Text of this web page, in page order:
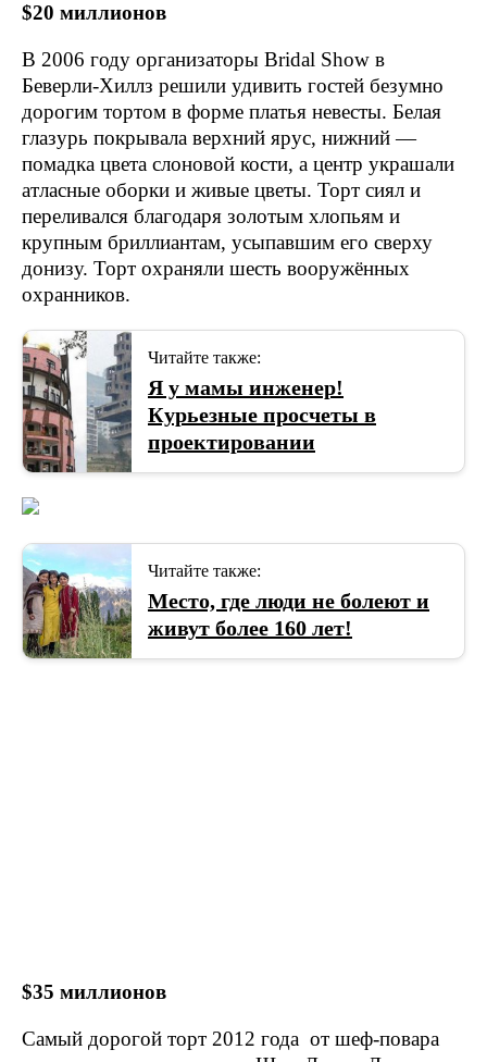
$20 миллионов
В 2006 году организаторы Bridal Show в
Беверли-Хиллз решили удивить гостей безумно
дорогим тортом в форме платья невесты. Белая
глазурь покрывала верхний ярус, нижний —
помадка цвета слоновой кости, а центр украшали
атласные оборки и живые цветы. Торт сиял и
переливался благодаря золотым хлопьям и
крупным бриллиантам, усыпавшим его сверху
донизу. Торт охраняли шесть вооружённых
охранников.
Читайте также:
Я у мамы инженер!
Курьезные просчеты в
проектировании
Читайте также:
Место, где люди не болеют и
живут более 160 лет!
$35 миллионов
Самый дорогой торт 2012 года от шеф-повара